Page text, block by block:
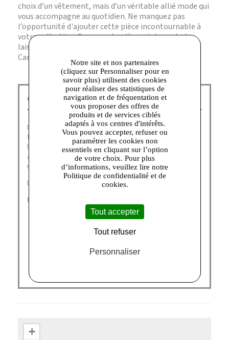
choix d’un vêtement, mais d’un véritable allié mode qui
vous accompagne au quotidien. Ne manquez pas
l’opportunité d'ajouter cette pièce incontournable à
votre collection. Commandez dès maintenant et
laissez-vous séduire par le confort et l'élégance de
Caroll !
Caroll Talange :
Depuis 1963, Caroll incarne un vestiaire chic, moderne et
féminin.​ Une offre dans l’ère du temps mettant en valeur
l’élégance des femmes.​Une qualité et un soucis du détail
affirmé, symbole du « chic à la Française »​. Caroll c’est la
marque des Femmes pour les Femmes.
Découvrez nos catégories :
DERNIÈRES CHANCES
+
Notre site et nos partenaires
(cliquez sur Personnaliser pour en
savoir plus) utilisent des cookies
pour réaliser des statistiques de
navigation et de fréquentation et
vous proposer des offres de
produits et de services ciblés
adaptés à vos centres d'intérêts.
Vous pouvez accepter, refuser ou
paramétrer les cookies non
essentiels en cliquant sur l’option
de votre choix. Pour plus
d’informations, veuillez lire notre
Politique de confidentialité et de
cookies.
Tout accepter
Tout refuser
Personnaliser